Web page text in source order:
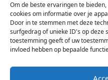
Om de beste ervaringen te
cookies om informatie over je
Door in te stemmen met deze
surfgedrag of unieke ID's op deze
toestemming geeft of uw
invloed hebben op bepaalde